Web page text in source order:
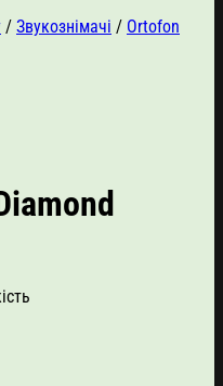
/ Звукознімачі / Ortofon